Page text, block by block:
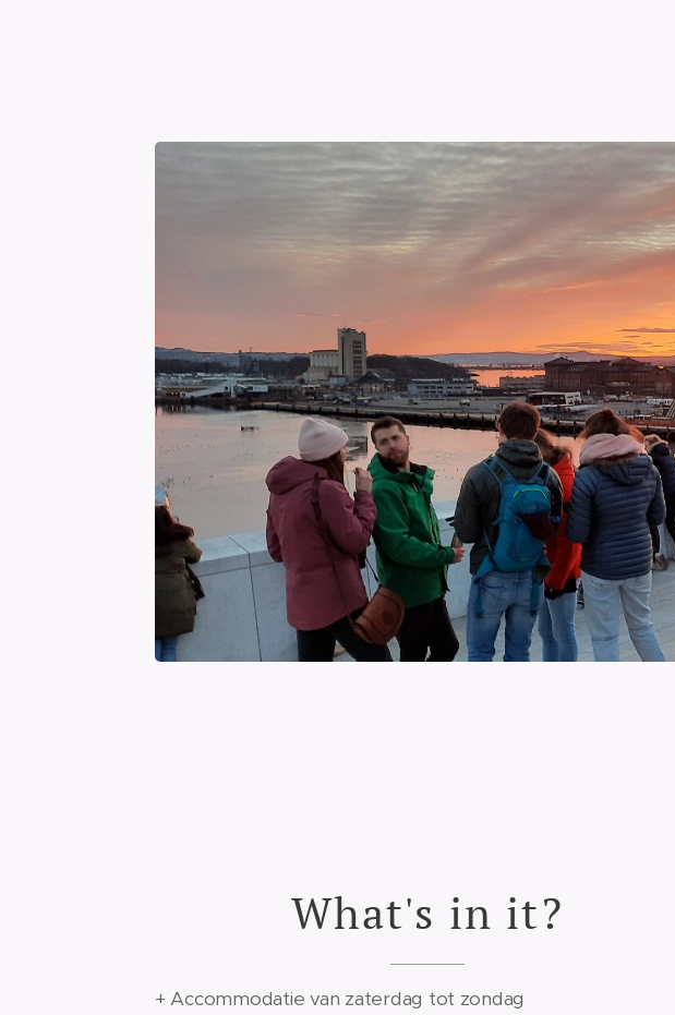
What's in it?
+ Accommodatie van zaterdag tot zondag